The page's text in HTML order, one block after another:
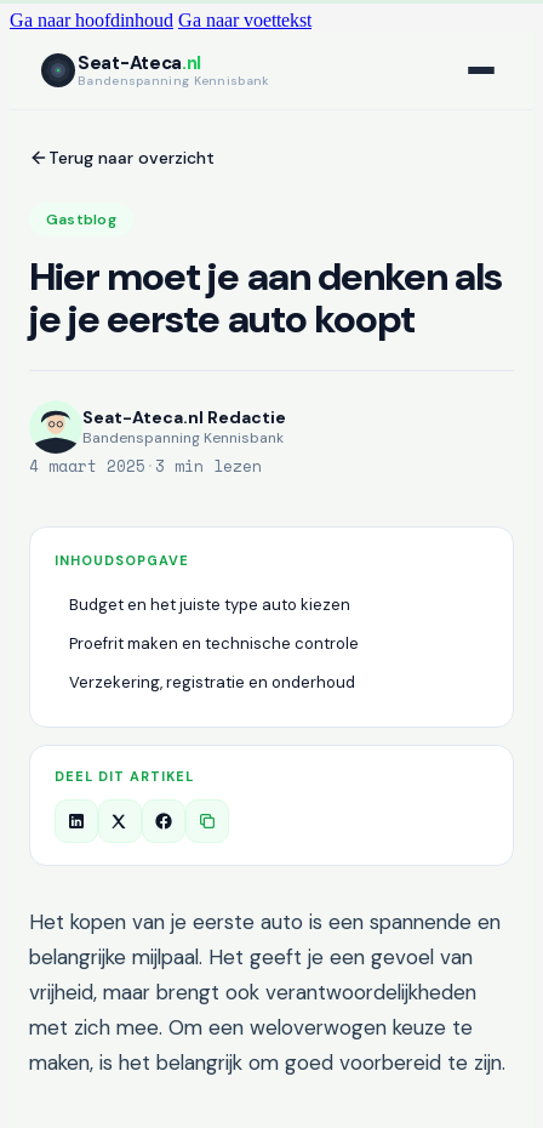
Ga naar hoofdinhoud Ga naar voettekst
Seat-Ateca.nl
Bandenspanning Kennisbank
Terug naar overzicht
Gastblog
Hier moet je aan denken als
je je eerste auto koopt
Seat-Ateca.nl Redactie
Bandenspanning Kennisbank
4 maart 2025 · 3 min lezen
INHOUDSOPGAVE
Budget en het juiste type auto kiezen
Proefrit maken en technische controle
Verzekering, registratie en onderhoud
DEEL DIT ARTIKEL
Het kopen van je eerste auto is een spannende en
belangrijke mijlpaal. Het geeft je een gevoel van
vrijheid, maar brengt ook verantwoordelijkheden
met zich mee. Om een weloverwogen keuze te
maken, is het belangrijk om goed voorbereid te zijn.